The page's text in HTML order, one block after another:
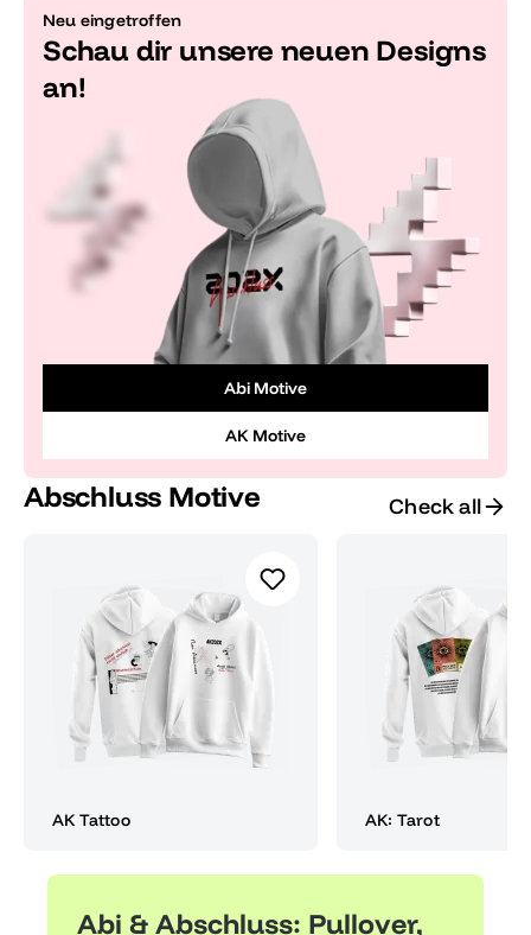
Neu eingetroffen
Schau dir unsere neuen Designs
an!
Abi Motive
AK Motive
Abschluss Motive Check all
AK Tattoo AK: Tarot
Abi & Abschluss: Pullover,